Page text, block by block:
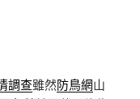
調查雖然防鳥網山